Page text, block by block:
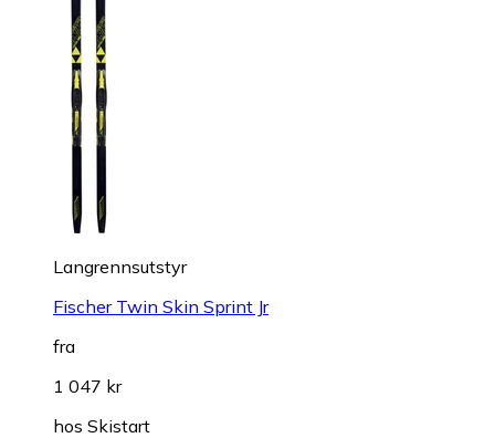
Langrennsutstyr
Fischer Twin Skin Sprint Jr
fra
1 047 kr
hos Skistart